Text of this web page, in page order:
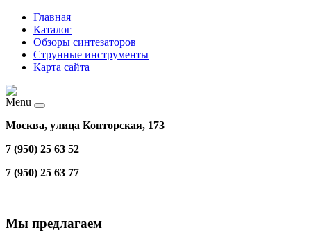
Главная
Каталог
Обзоры синтезаторов
Струнные инструменты
Карта сайта
Menu
Москва, улица Конторская, 173
7 (950) 25 63 52
7 (950) 25 63 77
Мы предлагаем